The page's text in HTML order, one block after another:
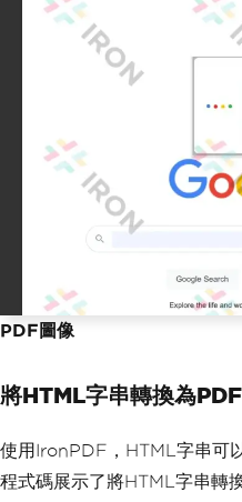
PDF圖像
將HTML字串轉換為PDF
使用IronPDF，HTML字串可
程式碼展示了將HTML字串轉